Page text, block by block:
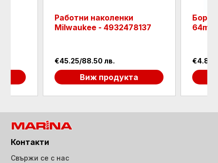
Работни наколенки
Milwaukee - 4932478137
€45.25/88.50 лв.
Виж продукта
64mm
€4.86/
Контакти
Свържи се с нас